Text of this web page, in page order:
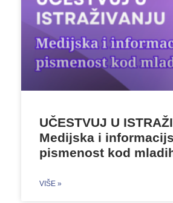
UČESTVUJ U
Medijska i
pismenost kod
VIŠE »